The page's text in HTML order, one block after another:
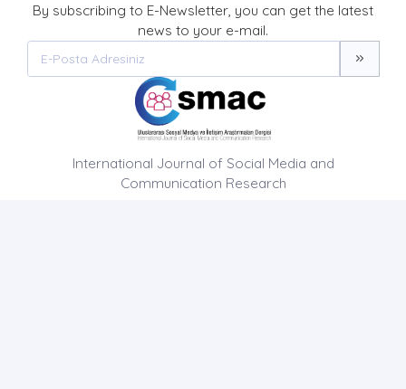
By subscribing to E-Newsletter, you can get the latest
news to your e-mail.
International Journal of Social Media and
Communication Research